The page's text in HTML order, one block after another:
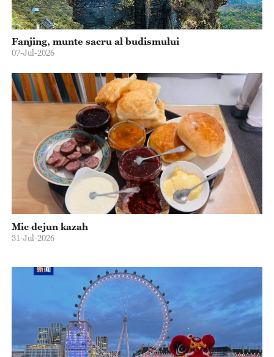
Fanjing, munte sacru al budismului
07-Jul-2026
Mic dejun kazah
31-Jul-2026